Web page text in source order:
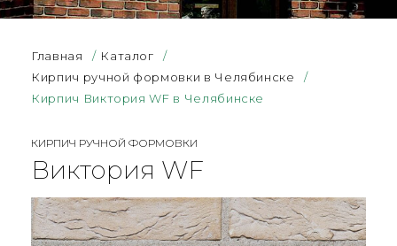
Главная / Каталог
/
Кирпич ручной формовки в Челябинске
/
Кирпич Виктория WF в Челябинске
КИРПИЧ РУЧНОЙ ФОРМОВКИ
Виктория WF